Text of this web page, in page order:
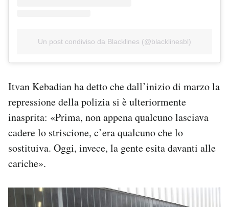
Un post condiviso da Blacklines (@blacklinesbl)
Itvan Kebadian ha detto che dall’inizio di marzo la
repressione della polizia si è ulteriormente
inasprita: «Prima, non appena qualcuno lasciava
cadere lo striscione, c’era qualcuno che lo
sostituiva. Oggi, invece, la gente esita davanti alle
cariche».